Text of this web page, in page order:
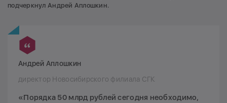
подчеркнул Андрей Аплошкин.
Андрей Аплошкин
директор Новосибирского филиала СГК
«Порядка 50 млрд рублей сегодня необходимо,